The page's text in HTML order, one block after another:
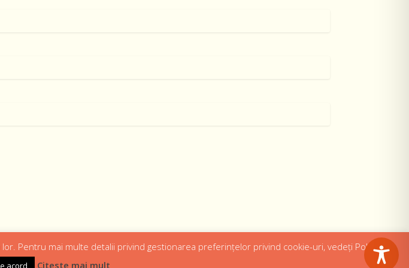
Pentru mai multe detalii privind gestionarea preferințelor privind cookie-uri, vedeți Politica de
acord Citeste mai mult